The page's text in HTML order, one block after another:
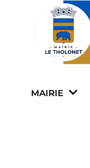
MAIRIE